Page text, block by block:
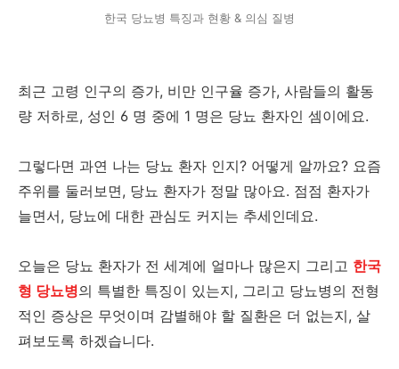
한국 당뇨병 특징과 현황 & 의심 질병
최근 고령 인구의 증가, 비만 인구율 증가, 사람들의 활동
량 저하로, 성인 6 명 중에 1 명은 당뇨 환자인 셈이에요.
그렇다면 과연 나는 당뇨 환자 인지? 어떻게 알까요? 요즘
주위를 둘러보면, 당뇨 환자가 정말 많아요. 점점 환자가
늘면서, 당뇨에 대한 관심도 커지는 추세인데요.
오늘은 당뇨 환자가 전 세계에 얼마나 많은지 그리고 한국
형 당뇨병의 특별한 특징이 있는지, 그리고 당뇨병의 전형
적인 증상은 무엇이며 감별해야 할 질환은 더 없는지, 살
펴보도록 하겠습니다.